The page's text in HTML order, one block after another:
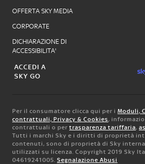
OFFERTA SKY MEDIA
CORPORATE
DICHIARAZIONE DI
ACCESSIBILITA'
ACCEDI A
SKY GO
Per il consumatore clicca qui per i Moduli,
contrattuali, Privacy & Cookies,
contrattuali o per trasparenza tariffaria,
Tutti i marchi Sky e i diritti di proprietà
contenuti, sono di proprietà di Sky
utilizzati su licenza. Copyright 2019 Sky
04619241005. Segnalazione Abusi